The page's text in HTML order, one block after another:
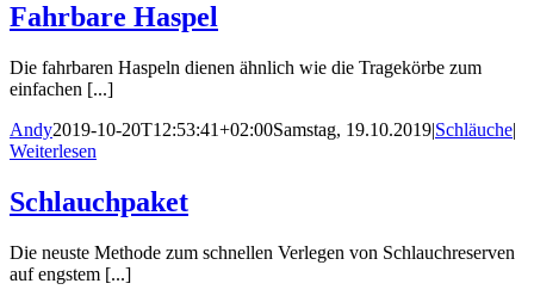
Fahrbare Haspel
Die fahrbaren Haspeln dienen ähnlich wie die Tragekörbe zum
einfachen [...]
Andy2019-10-20T12:53:41+02:00Samstag, 19.10.2019|Schläuche|
Weiterlesen
Schlauchpaket
Die neuste Methode zum schnellen Verlegen von Schlauchreserven
auf engstem [...]